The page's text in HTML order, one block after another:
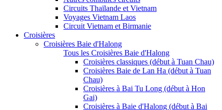
Circuits Thaïlande et Vietnam
Voyages Vietnam Laos
Circuit Vietnam et Birmanie
Croisières
Croisières Baie d'Halong
Tous les Croisières Baie d'Halong
Croisières classiques (début à Tuan Chau)
Croisières Baie de Lan Ha (début à Tuan
Chau)
Croisières à Bai Tu Long (début à Hon
Gai)
Croisières à Baie d'Halong (début à Bai